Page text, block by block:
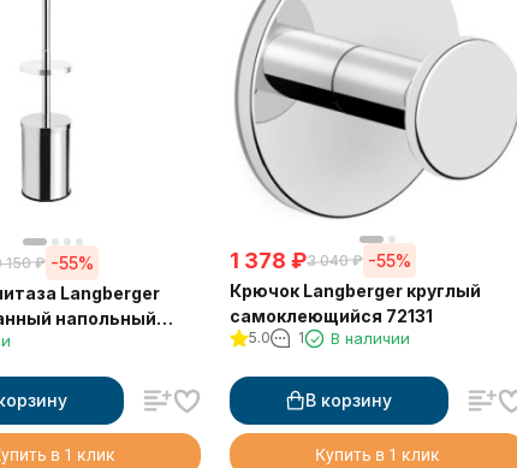
150 ₽ -55%
Langberger
напольный
в 1 клик
1 378 ₽3 040 ₽ -55%
Крючок Langberger круглый
самоклеющийся 72131
5.0 1 В наличии
В корзину
Купить в 1 клик